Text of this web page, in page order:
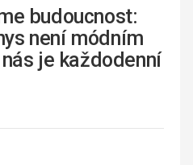
budoucnost:
není módním
je každodenní